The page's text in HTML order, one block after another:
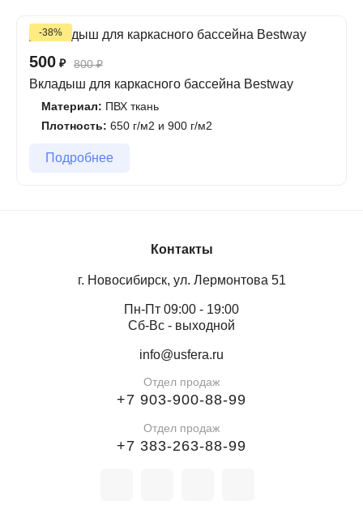
-38%
500 ₽ 800₽
Вкладыш для каркасного бассейна Bestway
Материал: ПВХ ткань
Плотность: 650 г/м2 и 900 г/м2
Подробнее
Контакты
г. Новосибирск, ул. Лермонтова 51
Пн-Пт 09:00 - 19:00
Сб-Вс - выходной
info@usfera.ru
Отдел продаж
+7 903-900-88-99
Отдел продаж
+7 383-263-88-99